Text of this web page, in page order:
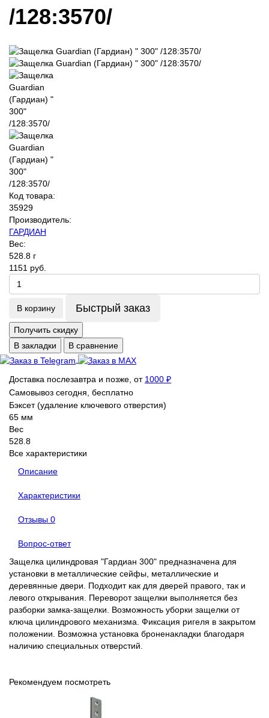
/128:3570/
Код товара:
35929
Производитель:
ГАРДИАН
Вес:
528.8 г
1151 руб.
В корзину Быстрый заказ
Получить скидку
В закладки
В сравнение
Доставка послезавтра и позже, от 1000 ₽
Самовывоз сегодня, бесплатно
Бэксет (удаление ключевого отверстия)
65 мм
Вес
528.8
Все характеристики
Описание
Характеристики
Отзывы 0
Вопрос-ответ
Защелка цилиндровая "Гардиан 300" предназначена для
установки в металлические сейфы, металлические и
деревянные двери. Подходит как для дверей правого, так и
левого открывания. Переворот защелки выполняется без
разборки замка-защелки. Возможность уборки защелки от
ключа цилиндрового механизма. Фиксация ригеля в закрытом
положении. Возможна установка броненакладки благодаря
наличию специальных отверстий.
Рекомендуем посмотреть